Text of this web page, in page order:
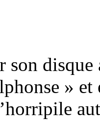
son disque
»